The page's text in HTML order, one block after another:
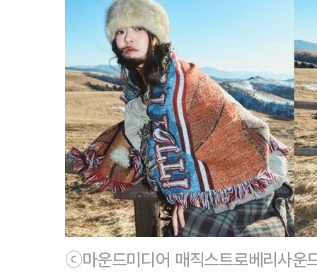
ⓒ마운드미디어 매직스트로베리사운